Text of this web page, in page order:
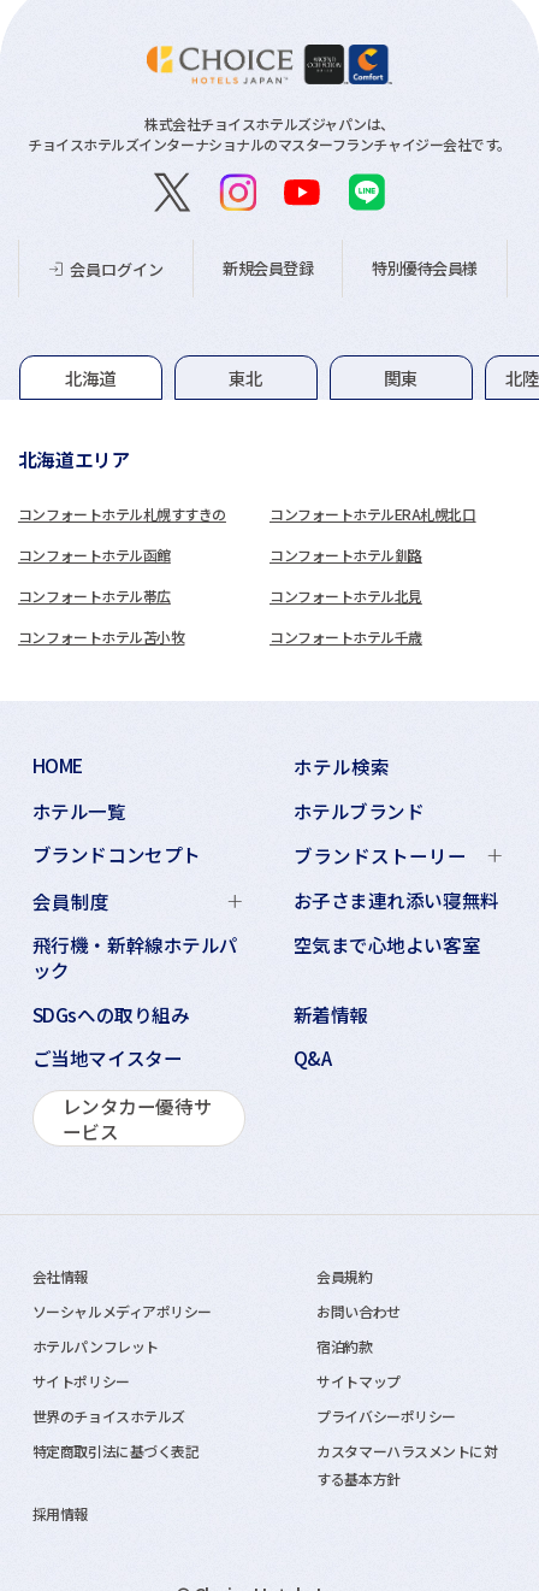
株式会社チョイスホテルズジャパンは、
チョイスホテルズインターナショナルのマスターフランチャイジー会社です。
会員ログイン 新規会員登録 特別優待会員様
グループホテル一覧
北海道 東北 関東 北
北海道エリア
コンフォートホテル札幌すすきの コンフォートホテルERA札幌北口
コンフォートホテル函館 コンフォートホテル釧路
コンフォートホテル帯広 コンフォートホテル北見
コンフォートホテル苫小牧 コンフォートホテル千歳
HOME
ホテル検索
ホテル一覧
ホテルブランド
ブランドコンセプト
ブランドストーリー
会員制度
お子さま連れ添い寝無料
飛行機・新幹線ホテルパ
ック
空気まで心地よい客室
SDGsへの取り組み
新着情報
ご当地マイスター
Q&A
レンタカー優待サ
ービス
会社情報
会員規約
ソーシャルメディアポリシー
お問い合わせ
ホテルパンフレット
宿泊約款
サイトポリシー
サイトマップ
世界のチョイスホテルズ
プライバシーポリシー
特定商取引法に基づく表記
カスタマーハラスメントに対
する基本方針
採用情報